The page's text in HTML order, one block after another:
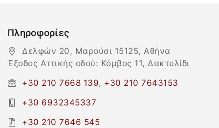
Πληροφορίες
Δελφών 20, Μαρούσι 15125, Αθήνα
Έξοδος Αττικής οδού: Κόμβος 11, Δακτυλίδι
+30 210 7668 139, +30 210 7643153
+30 6932345337
+30 210 7646 545